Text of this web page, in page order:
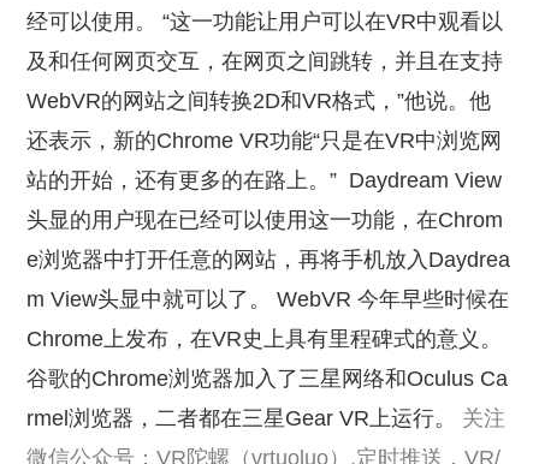
经可以使用。 “这一功能让用户可以在VR中观看以
及和任何网页交互，在网页之间跳转，并且在支持
WebVR的网站之间转换2D和VR格式，”他说。他
还表示，新的Chrome VR功能“只是在VR中浏览网
站的开始，还有更多的在路上。” Daydream View
头显的用户现在已经可以使用这一功能，在Chrom
e浏览器中打开任意的网站，再将手机放入Daydrea
m View头显中就可以了。 WebVR 今年早些时候在
Chrome上发布，在VR史上具有里程碑式的意义。
谷歌的Chrome浏览器加入了三星网络和Oculus Ca
rmel浏览器，二者都在三星Gear VR上运行。 关注
微信公众号：VR陀螺（vrtuoluo）,定时推送，VR/